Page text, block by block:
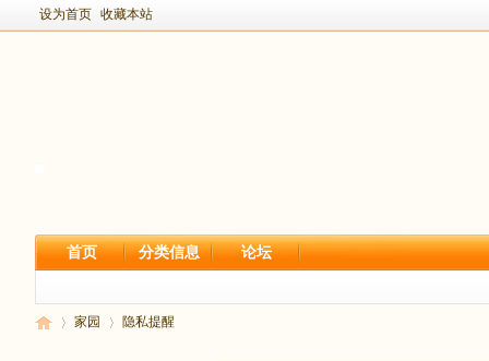
设为首页 收藏本站
首页 分类信息 论坛
家园 隐私提醒